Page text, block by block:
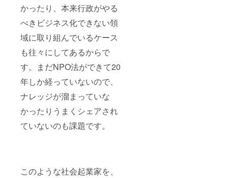
かったり、本来行政がやる
べきビジネス化できない領
域に取り組んでいるケース
も往々にしてあるからで
す。まだNPO法ができて20
年しか経っていないので、
ナレッジが溜まっていな
かったりうまくシェアされ
ていないのも課題です。
このような社会起業家を、